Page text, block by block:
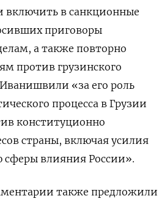
включить в санкционные
приговоры
а также повторно
против грузинского
«за его роль
процесса в Грузии
конституционно
страны, включая усилия
сферы влияния России».
также предложили